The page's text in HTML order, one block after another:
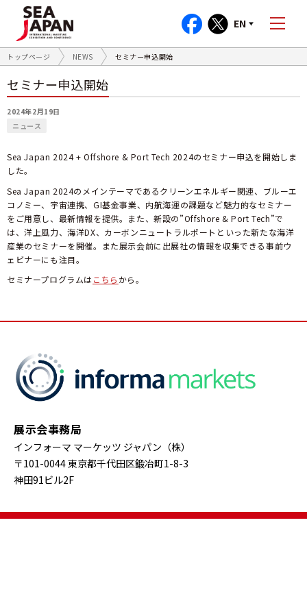
EN
トップページ NEWS セミナー申込開始
セミナー申込開始
2024年2月19日
ニュース
Sea Japan 2024 + Offshore & Port Tech 2024のセミナー申込を開始しま
した。
Sea Japan 2024のメインテーマであるクリーンエネルギー関連、ブルーエ
コノミー、宇宙連携、 GI基金事業、内航海運の課題など魅力的なセミナー
をご用意し、最新情報を提供。また、新設の”Offshore & Port Tech”で
は、洋上風力、海洋DX、カーボンニュートラルポートといった新たな海洋
産業のセミナーを開催。また展示会前に出展社の情報を収集できる事前ウ
ェビナーにも注目。
セミナープログラムはこちら から。
展示会事務局
インフォーマ マーケッツ ジャパン（株）
〒101-0044 東京都千代田区鍛冶町1-8-3
神田91ビル2F